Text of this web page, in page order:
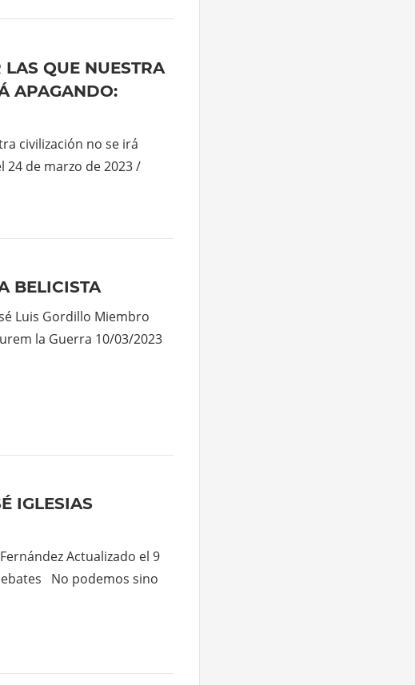
QUE NUESTRA
APAGANDO:
civilización no se irá
24 de marzo de 2023 /
BELICISTA
Luis Gordillo Miembro
la Guerra 10/03/2023
IGLESIAS
Actualizado el 9
No podemos sino